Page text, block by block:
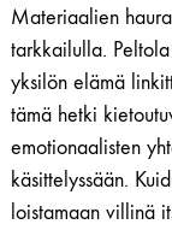
Materiaalien
tarkkailulla.
yksilön elämä
tämä hetki
emotionaalisten
käsittelyssään.
loistamaan villinä